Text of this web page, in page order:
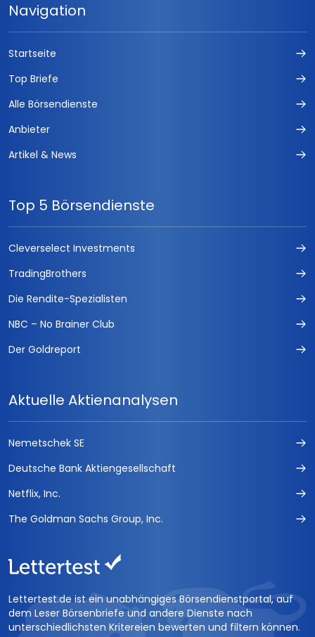
Navigation
Startseite
Top Briefe
Alle Börsendienste
Anbieter
Artikel & News
Top 5 Börsendienste
Cleverselect Investments
TradingBrothers
Die Rendite-Spezialisten
NBC – No Brainer Club
Der Goldreport
Aktuelle Aktienanalysen
Nemetschek SE
Deutsche Bank Aktiengesellschaft
Netflix, Inc.
The Goldman Sachs Group, Inc.
Lettertest.de ist ein unabhängiges Börsendienstportal, auf
dem Leser Börsenbriefe und andere Dienste nach
unterschiedlichsten Kritereien bewerten und filtern können.